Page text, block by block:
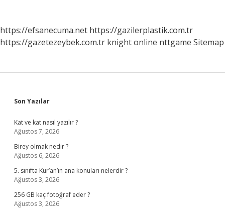
Gelir
https://efsanecuma.net https://gazilerplastik.com.tr
https://gazetezeybek.com.tr knight online nttgame Sitemap
Sidebar
Son Yazılar
Kat ve kat nasıl yazılır ?
Ağustos 7, 2026
Birey olmak nedir ?
Ağustos 6, 2026
5. sınıfta Kur’an’ın ana konuları nelerdir ?
Ağustos 3, 2026
256 GB kaç fotoğraf eder ?
Ağustos 3, 2026